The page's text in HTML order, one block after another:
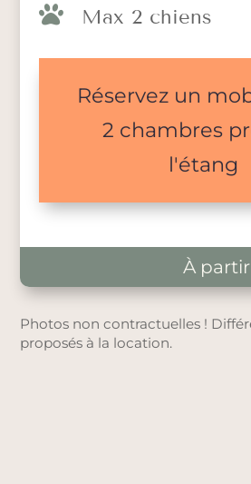
 Max 2 chiens
Réservez un
2 chambres
l'étang
À
Photos non contractuelles !
proposés à la location.